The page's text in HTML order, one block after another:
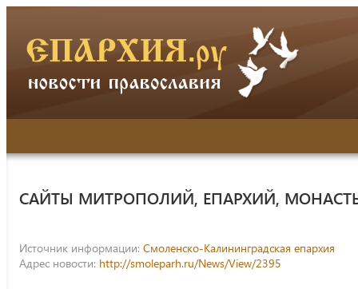
САЙТЫ МИТРОПОЛИЙ, ЕПАРХИЙ,
Источник информации: Смоленско-Калининградская епархия
Адрес новости: http://smoleparh.ru/News/View/2395